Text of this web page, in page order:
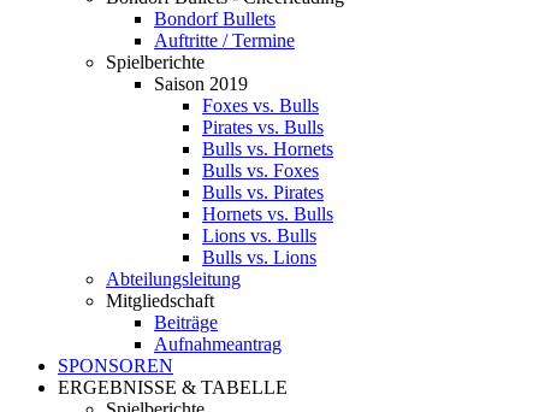
Bondorf Bullets
Auftritte / Termine
Spielberichte
Saison 2019
Foxes vs. Bulls
Pirates vs. Bulls
Bulls vs. Hornets
Bulls vs. Foxes
Bulls vs. Pirates
Hornets vs. Bulls
Lions vs. Bulls
Bulls vs. Lions
Abteilungsleitung
Mitgliedschaft
Beiträge
Aufnahmeantrag
SPONSOREN
ERGEBNISSE & TABELLE